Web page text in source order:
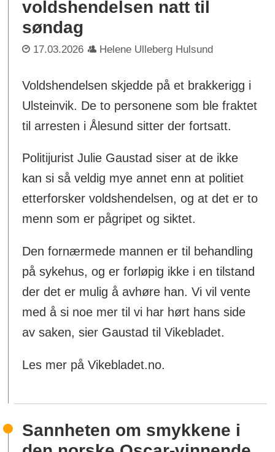
voldshendelsen natt til
søndag
17.03.2026 Helene Ulleberg Hulsund
Voldshendelsen skjedde på et brakkerigg i
Ulsteinvik. De to personene som ble fraktet
til arresten i Ålesund sitter der fortsatt.
Politijurist Julie Gaustad siser at de ikke
kan si så veldig mye annet enn at politiet
etterforsker voldshendelsen, og at det er to
menn som er pågripet og siktet.
Den fornærmede mannen er til behandling
på sykehus, og er forløpig ikke i en tilstand
der det er mulig å avhøre han. Vi vil vente
med å si noe mer til vi har hørt hans side
av saken, sier Gaustad til Vikebladet.
Les mer på Vikebladet.no.
Sannheten om smykkene i